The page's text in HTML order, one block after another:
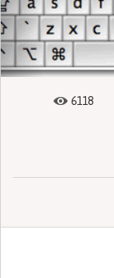
6118